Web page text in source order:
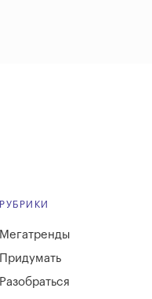
РУБРИКИ
Мегатренды
Придумать
Разобраться